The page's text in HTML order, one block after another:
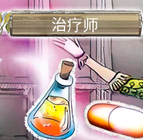
治疗师